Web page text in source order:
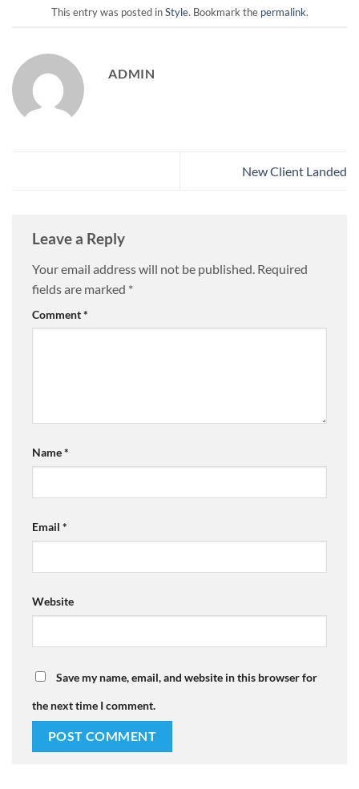
This entry was posted inStyle. Bookmark the permalink.
ADMIN
New Client Landed
Leave a Reply
Your email address will not be published. Required
fields are marked *
Comment*
Name*
Email *
Website
Save my name, email, and website in this browser for
the next time I comment.